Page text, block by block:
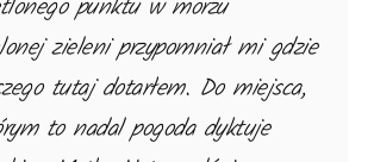
punktu w morzu
zieleni przypomniał mi gdzie
tutaj dotarłem. Do miejsca,
to nadal pogoda dyktuje